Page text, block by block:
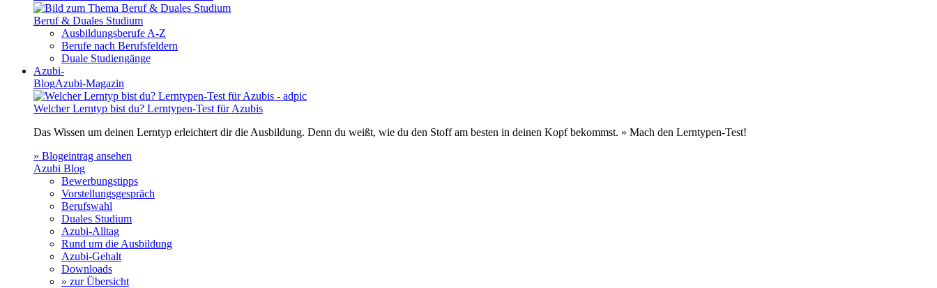
Beruf & Duales Studium
Ausbildungsberufe A-Z
Berufe nach Berufsfeldern
Duale Studiengänge
Azubi-
BlogAzubi-Magazin
Welcher Lerntyp bist du? Lerntypen-Test für Azubis
Das Wissen um deinen Lerntyp erleichtert dir die Ausbildung. Denn du weißt, wie du den Stoff am besten in deinen Kopf bekommst. » Mach den Lerntypen-Test!
» Blogeintrag ansehen
Azubi Blog
Bewerbungstipps
Vorstellungsgespräch
Berufswahl
Duales Studium
Azubi-Alltag
Rund um die Ausbildung
Azubi-Gehalt
Downloads
» zur Übersicht